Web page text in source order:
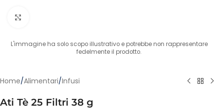
L'immagine ha solo scopo illustrativo e potrebbe non rappresentare
fedelmente il prodotto.
Home/Alimentari/Infusi
Ati Tè 25 Filtri 38 g